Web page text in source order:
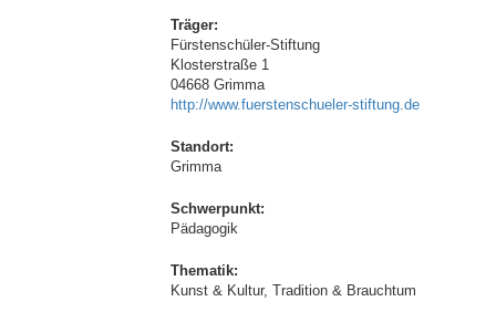
Träger:
Fürstenschüler-Stiftung
Klosterstraße 1
04668 Grimma
http://www.fuerstenschueler-stiftung.de
Standort:
Grimma
Schwerpunkt:
Pädagogik
Thematik:
Kunst & Kultur, Tradition & Brauchtum